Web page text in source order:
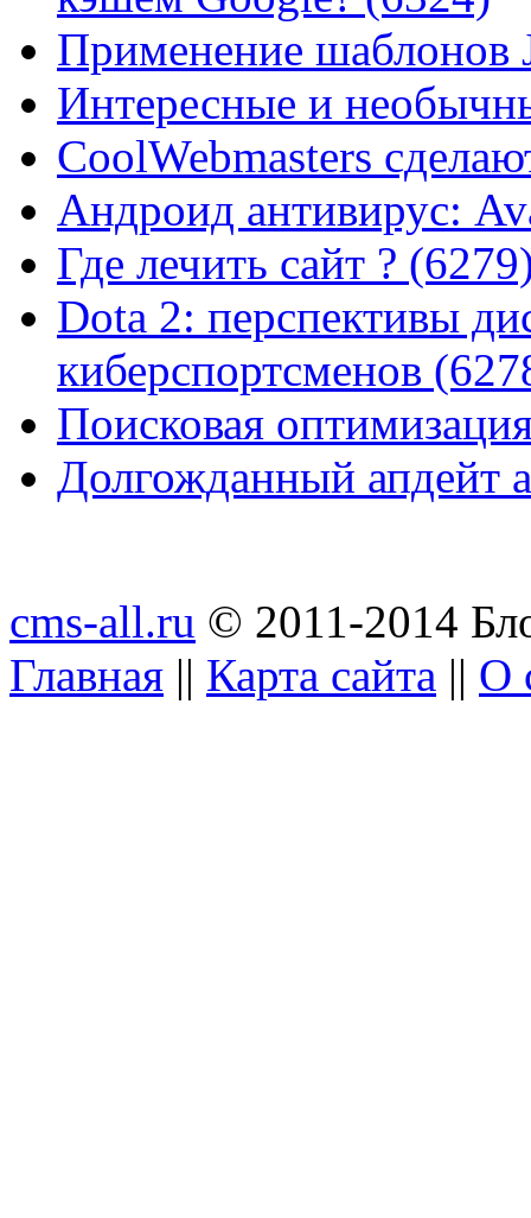
Применение шаблонов
Интересные и
CoolWebmasters
Андроид антивирус:
Где лечить сайт ?
Dota 2: перспективы
киберспортсменов
Поисковая
Долгожданный апдейт
cms-all.ru © 2011-2014
Главная || Карта сайта || О